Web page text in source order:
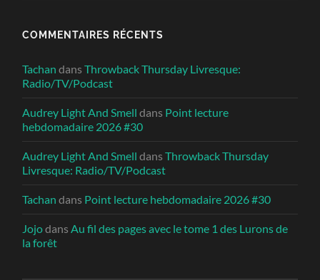
COMMENTAIRES RÉCENTS
Tachan dansThrowback Thursday Livresque:
Radio/TV/Podcast
Audrey Light And Smell dans Point lecture
hebdomadaire 2026 #30
Audrey Light And Smell dansThrowback Thursday
Livresque: Radio/TV/Podcast
Tachan dans Point lecture hebdomadaire 2026 #30
JojodansAu fil des pages avec le tome 1 des Lurons de
la forêt